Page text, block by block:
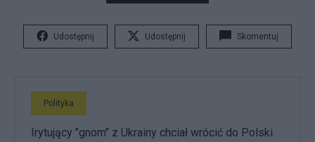
Udostępnij Udostępnij Skomentuj
Polityka
Irytujący "gnom" z Ukrainy chciał wrócić do Polski.